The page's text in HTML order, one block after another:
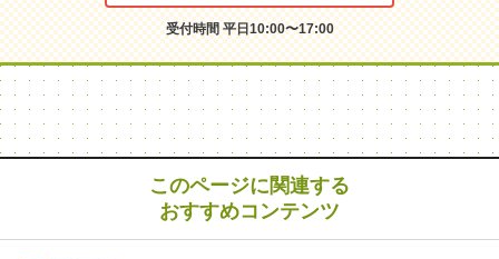
受付時間 平日10:00〜17:00
このページに関連する
おすすめコンテンツ